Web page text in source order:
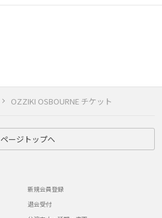
OZZIKI OSBOURNE チケット
ページトップへ
新規会員登録
退会受付